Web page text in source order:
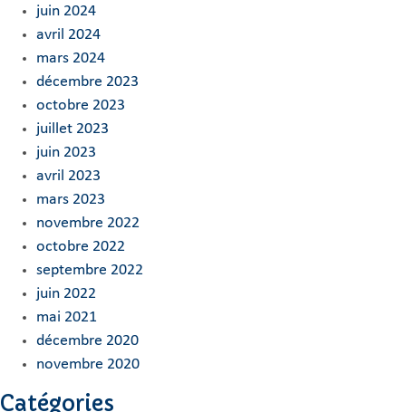
juin 2024
avril 2024
mars 2024
décembre 2023
octobre 2023
juillet 2023
juin 2023
avril 2023
mars 2023
novembre 2022
octobre 2022
septembre 2022
juin 2022
mai 2021
décembre 2020
novembre 2020
Catégories